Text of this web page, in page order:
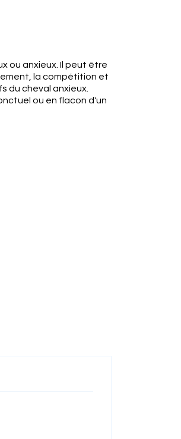
ou anxieux. Il peut être
la compétition et
du cheval anxieux.
ou en flacon d'un